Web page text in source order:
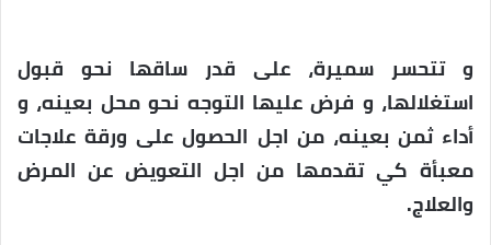
و تتحسر سميرة، على قدر ساقها نحو قبول
استغلالها، و فرض عليها التوجه نحو محل بعينه، و
أداء ثمن بعينه، من اجل الحصول على ورقة علاجات
معبأة كي تقدمها من اجل التعويض عن المرض
والعلاج.